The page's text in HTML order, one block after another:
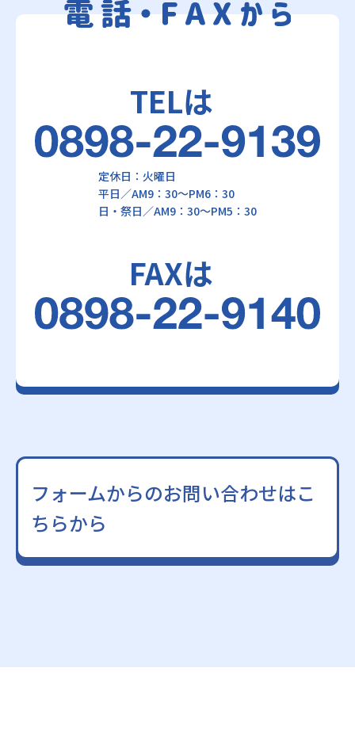
TELは
定休日：火曜日
平日／AM9：30～PM6：30
日・祭日／AM9：30～PM5：30
FAXは
フォームからのお問い合わせはこ
ちらから